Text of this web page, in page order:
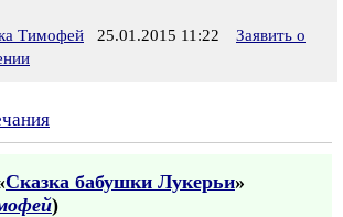
Тимофей 25.01.2015 11:22
Заявить о
Сказка бабушки Лукерьи»
)